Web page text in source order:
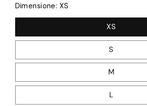
Dimensione: XS
XS
S
M
L